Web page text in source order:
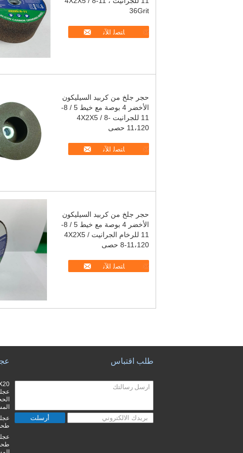
36Grit
ﺎﺘﺼﻟ ﺍﻶﻧ
حجر جلخ من كربيد السيليكون
الأخضر 4 بوصة مع خيط 5 / 8-
11 للجرانيت 4X2X5 / 8-
11،120 حصى
ﺎﺘﺼﻟ ﺍﻶﻧ
حجر جلخ من كربيد السيليكون
الأخضر 4 بوصة مع خيط 5 / 8-
11 للرخام الجرانيت 4X2X5 /
8-11،120 حصى
ﺎﺘﺼﻟ ﺍﻶﻧ
طلب اقتباس
أرسلت